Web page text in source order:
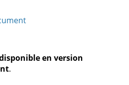
en version
.